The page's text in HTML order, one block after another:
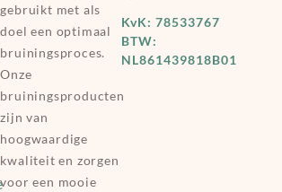
gebruikt met als
doel een optimaal
bruiningsproces.
Onze
bruiningsproducten
zijn van
hoogwaardige
kwaliteit en zorgen
voor een mooie
KvK: 78533767
BTW:
NL861439818B01